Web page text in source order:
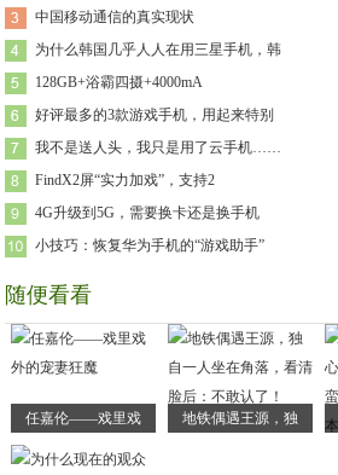
中国移动通信的真实现状
为什么韩国几乎人人在用三星手机，韩
128GB+浴霸四摄+4000mA
好评最多的3款游戏手机，用起来特别
我不是送人头，我只是用了云手机……
FindX2屏“实力加戏”，支持2
4G升级到5G，需要换卡还是换手机
小技巧：恢复华为手机的“游戏助手”
随便看看
任嘉伦——戏里戏 地铁偶遇王源，独